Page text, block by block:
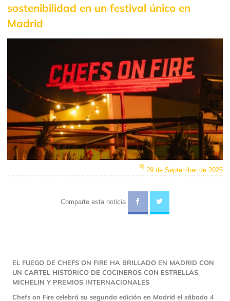
sostenibilidad en un festival único en
Madrid
29 de September de 2025
Comparte esta noticia
EL FUEGO DE CHEFS ON FIRE HA BRILLADO EN MADRID CON
UN CARTEL HISTÓRICO DE COCINEROS CON ESTRELLAS
MICHELIN Y PREMIOS INTERNACIONALES
Chefs on Fire celebró su segunda edición en Madrid el sábado 4